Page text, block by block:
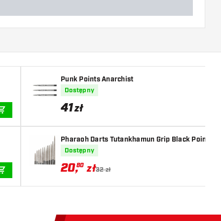
Punk Points Anarchist
Dostępny
41zł
Pharaoh Darts Tutankhamun Grip Black Points
Dostępny
20,80 zł32 zł